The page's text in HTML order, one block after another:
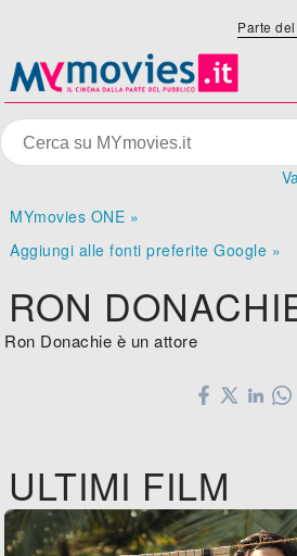
Parte
MYmovies ONE »
Aggiungi alle fonti preferite Google »
RON
Ron Donachie è un attore
ULTIMI FILM